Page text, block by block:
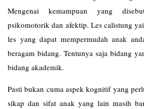
Mengenai kemampuan yang
psikomotorik dan afektip. Les calistung
les yang dapat mempermudah anak
beragam bidang. Tentunya saja bidang
bidang akademik.
Pasti bukan cuma aspek kognitif yang
sikap dan sifat anak yang lain masih